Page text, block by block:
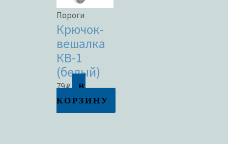
Пороги
Крючок-
вешалка
КВ-1
(белый)
79₽
В
КОРЗИНУ